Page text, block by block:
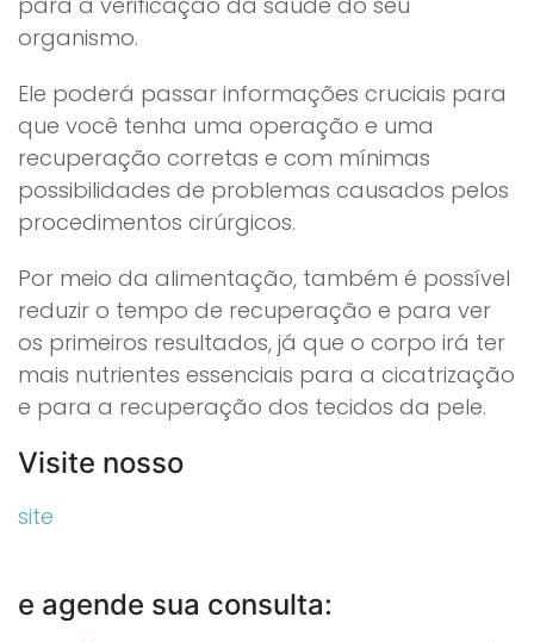
organismo.
Ele poderá passar informações cruciais para
que você tenha uma operação e uma
recuperação corretas e com mínimas
possibilidades de problemas causados pelos
procedimentos cirúrgicos.
Por meio da alimentação, também é possível
reduzir o tempo de recuperação e para ver
os primeiros resultados, já que o corpo irá ter
mais nutrientes essenciais para a cicatrização
e para a recuperação dos tecidos da pele.
Visite nosso
site
e agende sua consulta: